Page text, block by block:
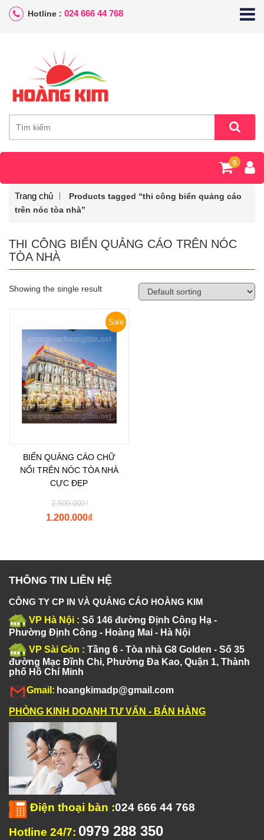
Hotline : 024 666 44 768
0
Trang chủ
Products tagged “thi công biển quảng cáo
trên nóc tòa nhà”
THI CÔNG BIỂN QUẢNG CÁO TRÊN NÓC
TÒA NHÀ
Showing the single result
Sale
BIỂN QUẢNG CÁO CHỮ
NỔI TRÊN NÓC TÒA NHÀ
CỰC ĐẸP
₫
2.500.000
₫
1.200.000
THÔNG TIN LIÊN HỆ
CÔNG TY CP IN VÀ QUẢNG CÁO HOÀNG KIM
VP Hà Nội : Số 146 đường Định Công Hạ -
Phường Định Công - Hoàng Mai - Hà Nội
VP Sài Gòn : Tầng 6 - Tòa nhà G8 Golden - Số 35
đường Mạc Đĩnh Chi, Phường Đa Kao, Quận 1, Thành
phố Hồ Chí Minh
Gmail: hoangkimadp@gmail.com
PHÒNG KINH DOANH TƯ VẤN - BÁN HÀNG
Điện thoại bàn :024 666 44 768
Hotline 24/7: 0979 288 350